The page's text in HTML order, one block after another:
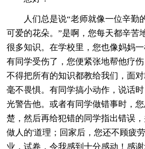
人们总是说“老师就像一位辛勤
可爱的花朵。”是啊，您每天都辛苦
很多知识。在学校里，您也像妈妈
有同学受伤了，您便紧张地帮他疗
不得把所有的知识都教给我们，面
毫不畏惧。有同学搞小动作，说话
光警告他。或者有同学做错事时，
楚，然后再给犯错的同学指出错误
做人的'道理；回家后，您还不顾疲
业，试卷，令我感到十分感动！感